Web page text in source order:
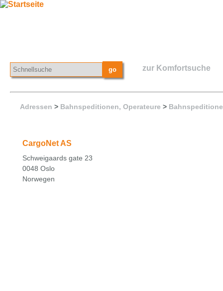
zur Komfortsuche
Adressen > Bahnspeditionen, Operateure >
CargoNet AS
Schweigaards gate 23
0048 Oslo
Norwegen